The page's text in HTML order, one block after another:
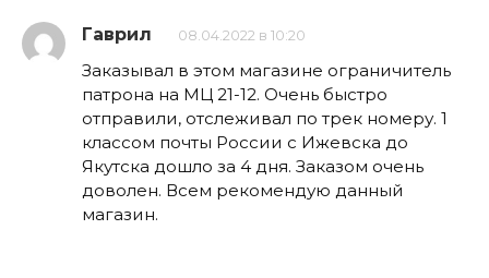
Гаврил 08.04.2022 в 10:20
Заказывал в этом магазине ограничитель
патрона на МЦ 21-12. Очень быстро
отправили, отслеживал по трек номеру. 1
классом почты России с Ижевска до
Якутска дошло за 4 дня. Заказом очень
доволен. Всем рекомендую данный
магазин.